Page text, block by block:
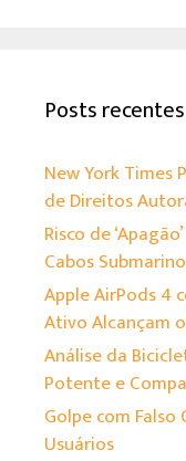
Posts recentes
New York Times
de Direitos
Risco de
Cabos
Apple AirPods 4
Ativo Alcançam
Análise da
Potente e
Golpe com Falso
Usuários